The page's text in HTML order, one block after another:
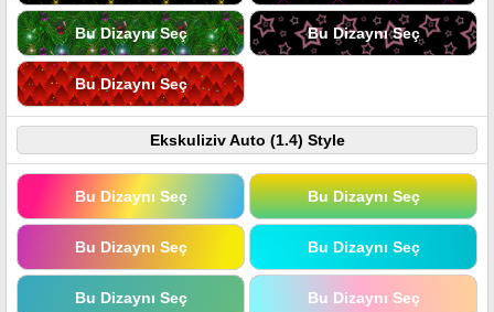
Bu Dizaynı Seç Bu Dizaynı Seç
Bu Dizaynı Seç
Ekskuliziv Auto (1.4) Style
Bu Dizaynı Seç Bu Dizaynı Seç
Bu Dizaynı Seç Bu Dizaynı Seç
Bu Dizaynı Seç Bu Dizaynı Seç